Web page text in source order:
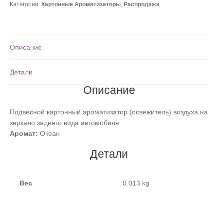
Категории: Картонные Ароматизаторы, Распродажа
Описание
Детали
Описание
Подвесной картонный ароматизатор (освежитель) воздуха на
зеркало заднего вида автомобиля.
Аромат: Океан
Детали
Вес 0.013 kg